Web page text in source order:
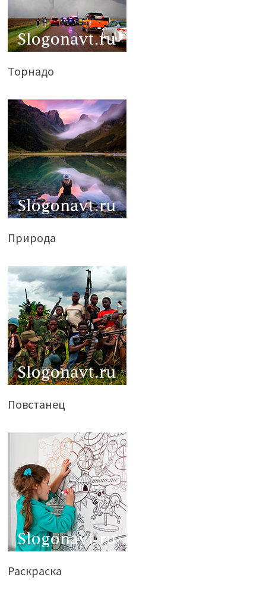
Торнадо
Природа
Повстанец
Раскраска